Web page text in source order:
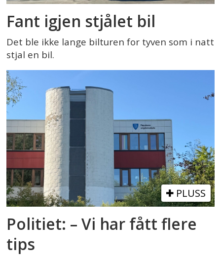
Fant igjen stjålet bil
Det ble ikke lange bilturen for tyven som i natt
stjal en bil.
PLUSS
Politiet: – Vi har fått flere
tips